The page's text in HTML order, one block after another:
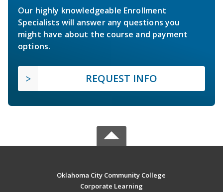
Our highly knowledgeable Enrollment
Specialists will answer any questions you
might have about the course and payment
options.
REQUEST INFO
Oklahoma City Community College
Corporate Learning